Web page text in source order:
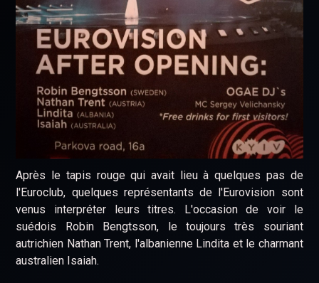
Après le tapis rouge qui avait lieu à quelques pas de
l'Euroclub, quelques représentants de l'Eurovision sont
venus interpréter leurs titres. L'occasion de voir le
suédois Robin Bengtsson, le toujours très souriant
autrichien Nathan Trent, l'albanienne Lindita et le charmant
australien Isaiah.